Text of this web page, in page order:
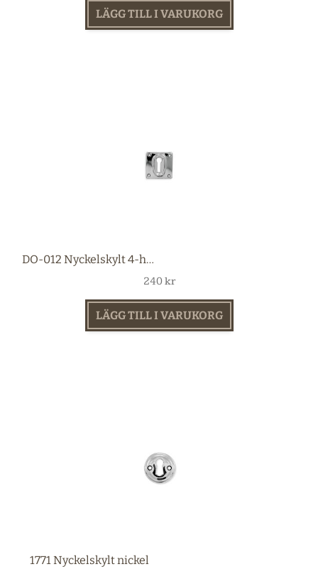
LÄGG TILL I VARUKORG
DO-012 Nyckelskylt 4-hål nickel
240 kr
LÄGG TILL I VARUKORG
1771 Nyckelskylt nickel